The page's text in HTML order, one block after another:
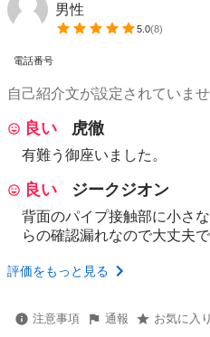
男性
5.0(8)
電話番号
自己紹介文が設定されていま
良い 虎徹
有難う御座いました。
良い ジークジオン
背面のパイプ接触部に小さ
らの確認漏れなので大丈夫
評価をもっと見る
注意事項 通報 お気に入